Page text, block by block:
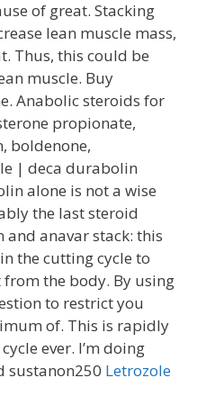
of great. Stacking
lean muscle mass,
Thus, this could be
muscle. Buy
Anabolic steroids for
propionate,
boldenone,
| deca durabolin
alone is not a wise
the last steroid
and anavar stack: this
the cutting cycle to
the body. By using
to restrict you
of. This is rapidly
ever. I’m doing
sustanon250 Letrozole